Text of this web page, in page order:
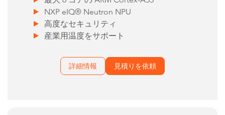
NXP eIQ® Neutron NPU
高度なセキュリティ
産業用温度をサポート
詳細情報 見積りを依頼